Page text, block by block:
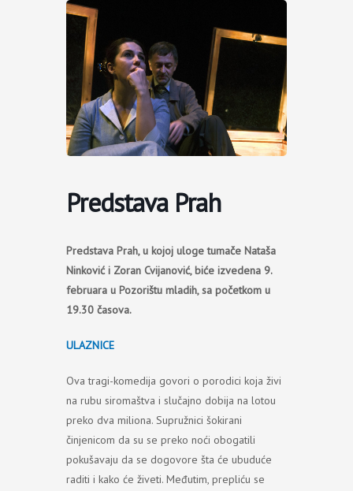
Predstava Prah
Predstava Prah, u kojoj uloge tumače Nataša
Ninković i Zoran Cvijanović, biće izvedena 9.
februara u Pozorištu mladih, sa početkom u
19.30 časova.
ULAZNICE
Ova tragi-komedija govori o porodici koja živi
na rubu siromaštva i slučajno dobija na lotou
preko dva miliona. Supružnici šokirani
činjenicom da su se preko noći obogatili
pokušavaju da se dogovore šta će ubuduće
raditi i kako će živeti. Međutim, prepliću se